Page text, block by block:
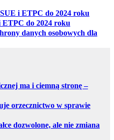
się w nowej karcie
i ETPC do 2024 roku
do 2024 roku
danych osobowych dla
karcie
ma i ciemną stronę –
orzecznictwo w sprawie
dozwolone, ale nie zmiana